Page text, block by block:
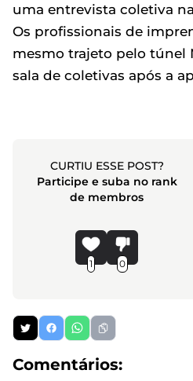
uma entrevista coletiva
Os profissionais de
mesmo trajeto pelo túnel
sala de coletivas após a
CURTIU ESSE POST?
Participe e suba no rank
de membros
1 0
Comentários: